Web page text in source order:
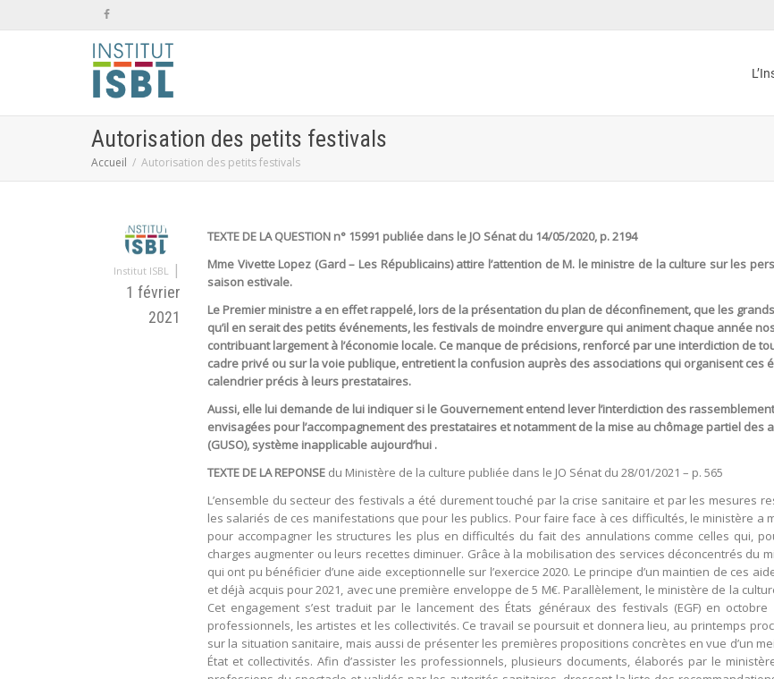
Autorisation des petits festivals
Accueil Autorisation des petits festivals
Institut ISBL |
1 février
2021
TEXTE DE LA QUESTION n° 15991 publiée dans le JO Sénat du 14/05/2020, p. 2194
Mme Vivette Lopez (Gard – Les Républicains) attire l’attention de M. le ministre de la culture sur les
saison estivale.
Le Premier ministre a en effet rappelé, lors de la présentation du plan de déconfinement, que les
qu’il en serait des petits événements, les festivals de moindre envergure qui animent chaque année
contribuant largement à l’économie locale. Ce manque de précisions, renforcé par une interdiction de
cadre privé ou sur la voie publique, entretient la confusion auprès des associations qui organisent
calendrier précis à leurs prestataires.
Aussi, elle lui demande de lui indiquer si le Gouvernement entend lever l’interdiction des
envisagées pour l’accompagnement des prestataires et notamment de la mise au chômage partiel
(GUSO), système inapplicable aujourd’hui .
TEXTE DE LA REPONSE du Ministère de la culture publiée dans le JO Sénat du 28/01/2021 – p. 565
L’ensemble du secteur des festivals a été durement touché par la crise sanitaire et par les mesures
les salariés de ces manifestations que pour les publics. Pour faire face à ces difficultés, le ministère a
pour accompagner les structures les plus en difficultés du fait des annulations comme celles qui,
charges augmenter ou leurs recettes diminuer. Grâce à la mobilisation des services déconcentrés du
qui ont pu bénéficier d’une aide exceptionnelle sur l’exercice 2020. Le principe d’un maintien de ces
et déjà acquis pour 2021, avec une première enveloppe de 5 M€. Parallèlement, le ministère de la
Cet engagement s’est traduit par le lancement des États généraux des festivals (EGF) en
professionnels, les artistes et les collectivités. Ce travail se poursuit et donnera lieu, au printemps
sur la situation sanitaire, mais aussi de présenter les premières propositions concrètes en vue d’un
État et collectivités. Afin d’assister les professionnels, plusieurs documents, élaborés par le